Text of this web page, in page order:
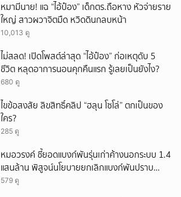
หมามีนาย! แฉ “ไอ้ป๋อง” เด็กตร.ถือหาง หัวจ่ายราย
ใหญ่ สาวผวาจิตมืด หวิดดินกลบหน้า
10,013 ดู
ไม่สลด! เปิดโพสต์ล่าสุด “ไอ้ป๋อง” ก่อเหตุดับ 5
ชีวิต หลุดอาการนอนคุกคืนแรก รู้เลยเป็นยังไง?
680 ดู
ไขข้อสงสัย ลิขสิทธิ์คลิป “ฮลุน โซโล่” ตกเป็นของ
ใคร?
285 ดู
หมอวรงค์ ชี้ยอดแบงก์พันรุ่นเก่าค้างนอกระบบ 1.4
แสนล้าน พิสูจน์นโยบายยกเลิกแบงก์พันปราบ
ธุรกิจสีเทา
579 ดู